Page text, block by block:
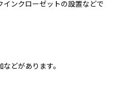
ンクローゼットの設置などで
どがあります。